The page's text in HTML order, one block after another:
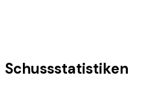
Schussstatistiken